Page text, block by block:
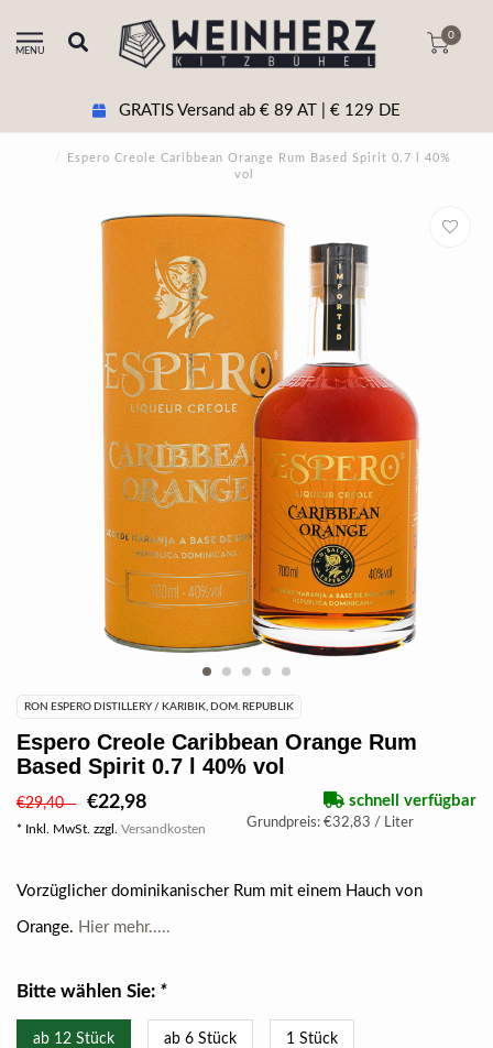
MENU
0
GRATIS Versand ab € 89 AT | € 129 DE
/
Espero Creole Caribbean Orange Rum Based Spirit 0.7 l 40%
vol
RON ESPERO DISTILLERY / KARIBIK, DOM. REPUBLIK
Espero Creole Caribbean Orange Rum
Based Spirit 0.7 l 40% vol
€29,40 €22,98
* Inkl. MwSt. zzgl. Versandkosten
schnell verfügbar
Grundpreis: €32,83 / Liter
Vorzüglicher dominikanischer Rum mit einem Hauch von
Orange. Hier mehr.....
Bitte wählen Sie: *
ab 12 Stück ab 6 Stück 1 Stück